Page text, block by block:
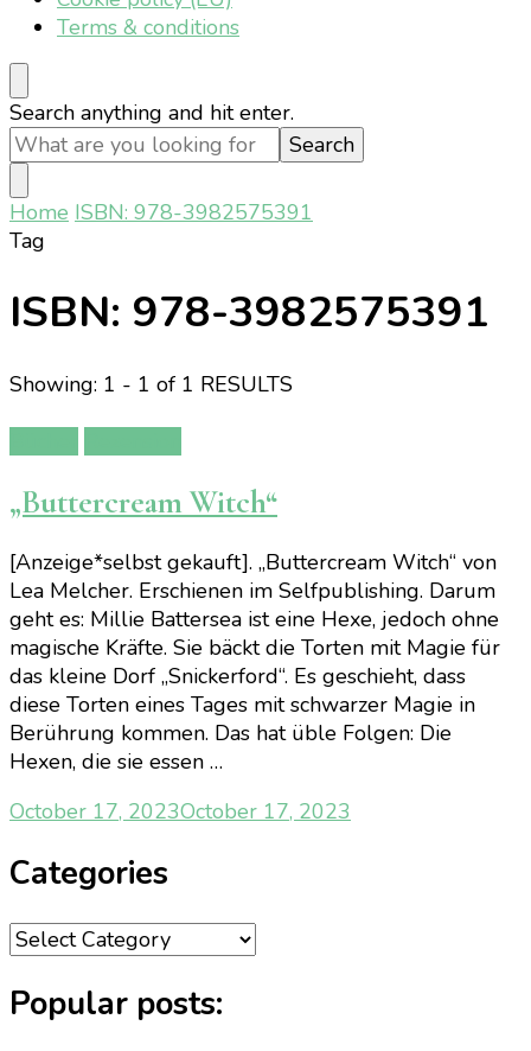
Terms & conditions
Looking
for
Something?
Search anything and hit enter.
Home ISBN: 978-3982575391
Tag
ISBN: 978-3982575391
Showing: 1 - 1 of 1 RESULTS
„Buttercream Witch“
[Anzeige*selbst gekauft]. „Buttercream Witch“ von
Lea Melcher. Erschienen im Selfpublishing. Darum
geht es: Millie Battersea ist eine Hexe, jedoch ohne
magische Kräfte. Sie bäckt die Torten mit Magie für
das kleine Dorf „Snickerford“. Es geschieht, dass
diese Torten eines Tages mit schwarzer Magie in
Berührung kommen. Das hat üble Folgen: Die
Hexen, die sie essen …
October 17, 2023October 17, 2023
Categories
Categories
Popular posts: